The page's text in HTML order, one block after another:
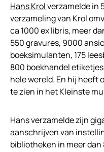
Hans Krolverzamelde in
verzameling van Krol
ca 1000 ex libris, meer
550 gravures, 9000
boeksimulanten, 175
800 boekhandel
hele wereld. En hij heeft
te zien in het Kleinste
Hans verzamelde zijn
aanschrijven van
bibliotheken in meer